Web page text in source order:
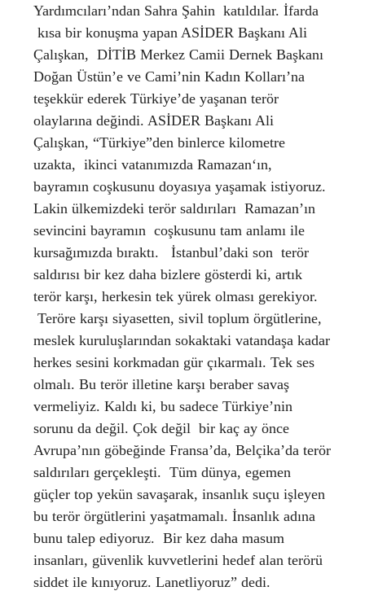
Yardımcıları’ndan Sahra Şahin katıldılar. İfarda
kısa bir konuşma yapan ASİDER Başkanı Ali
Çalışkan, DİTİB Merkez Camii Dernek Başkanı
Doğan Üstün’e ve Cami’nin Kadın Kolları’na
teşekkür ederek Türkiye’de yaşanan terör
olaylarına değindi. ASİDER Başkanı Ali
Çalışkan, “Türkiye”den binlerce kilometre
uzakta, ikinci vatanımızda Ramazan‘ın,
bayramın coşkusunu doyasıya yaşamak istiyoruz.
Lakin ülkemizdeki terör saldırıları Ramazan’ın
sevincini bayramın coşkusunu tam anlamı ile
kursağımızda bıraktı. İstanbul’daki son terör
saldırısı bir kez daha bizlere gösterdi ki, artık
terör karşı, herkesin tek yürek olması gerekiyor.
Teröre karşı siyasetten, sivil toplum örgütlerine,
meslek kuruluşlarından sokaktaki vatandaşa kadar
herkes sesini korkmadan gür çıkarmalı. Tek ses
olmalı. Bu terör illetine karşı beraber savaş
vermeliyiz. Kaldı ki, bu sadece Türkiye’nin
sorunu da değil. Çok değil bir kaç ay önce
Avrupa’nın göbeğinde Fransa’da, Belçika’da terör
saldırıları gerçekleşti. Tüm dünya, egemen
güçler top yekün savaşarak, insanlık suçu işleyen
bu terör örgütlerini yaşatmamalı. İnsanlık adına
bunu talep ediyoruz. Bir kez daha masum
insanları, güvenlik kuvvetlerini hedef alan terörü
siddet ile kınıyoruz. Lanetliyoruz” dedi.